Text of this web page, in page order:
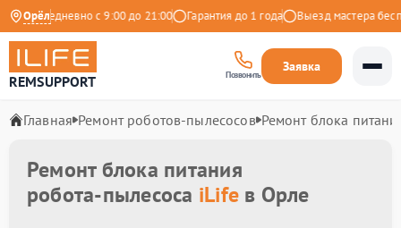
Орёл
Ежедневно с 9:00 до 21:00 Гарантия до 1 года Выезд мастера
REMSUPPORT Позвонить
Заявка
Главная Ремонт роботов-пылесосов Ремонт блока
Ремонт блока питания
робота-пылесоса iLife в Орле